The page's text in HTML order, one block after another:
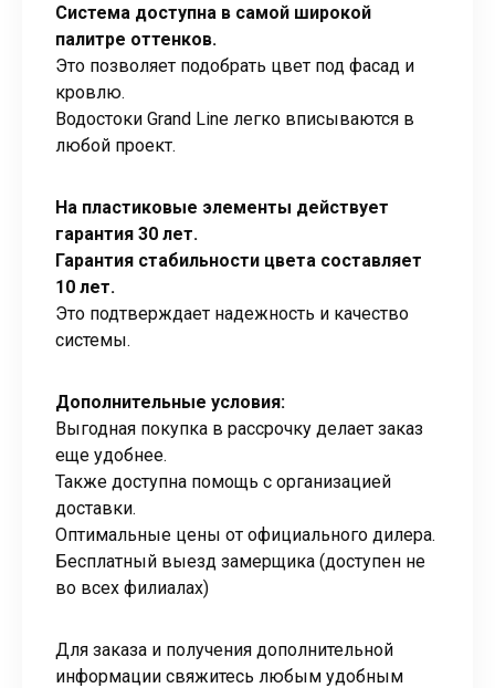
Система доступна в самой широкой
палитре оттенков.
Это позволяет подобрать цвет под фасад и
кровлю.
Водостоки Grand Line легко вписываются в
любой проект.
На пластиковые элементы действует
гарантия 30 лет.
Гарантия стабильности цвета составляет
10 лет.
Это подтверждает надежность и качество
системы.
Дополнительные условия:
Выгодная покупка в рассрочку делает заказ
еще удобнее.
Также доступна помощь с организацией
доставки.
Оптимальные цены от официального дилера.
Бесплатный выезд замерщика (доступен не
во всех филиалах)
Для заказа и получения дополнительной
информации свяжитесь любым удобным